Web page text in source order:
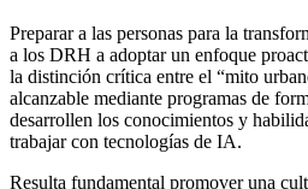
Preparar a las personas para la
a los DRH a adoptar un enfoque
la distinción crítica entre el “mito
alcanzable mediante programas de
desarrollen los conocimientos y
trabajar con tecnologías de IA.
Resulta fundamental promover una